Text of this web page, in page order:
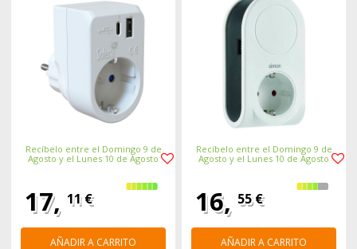
Recíbelo entre el Domingo 9 de
Agosto y el Lunes 10 de Agosto
17, 11 €
AÑADIR A CARRITO
Recíbelo entre el Domingo 9 de
Agosto y el Lunes 10 de Agosto
16, 55 €
AÑADIR A CARRITO